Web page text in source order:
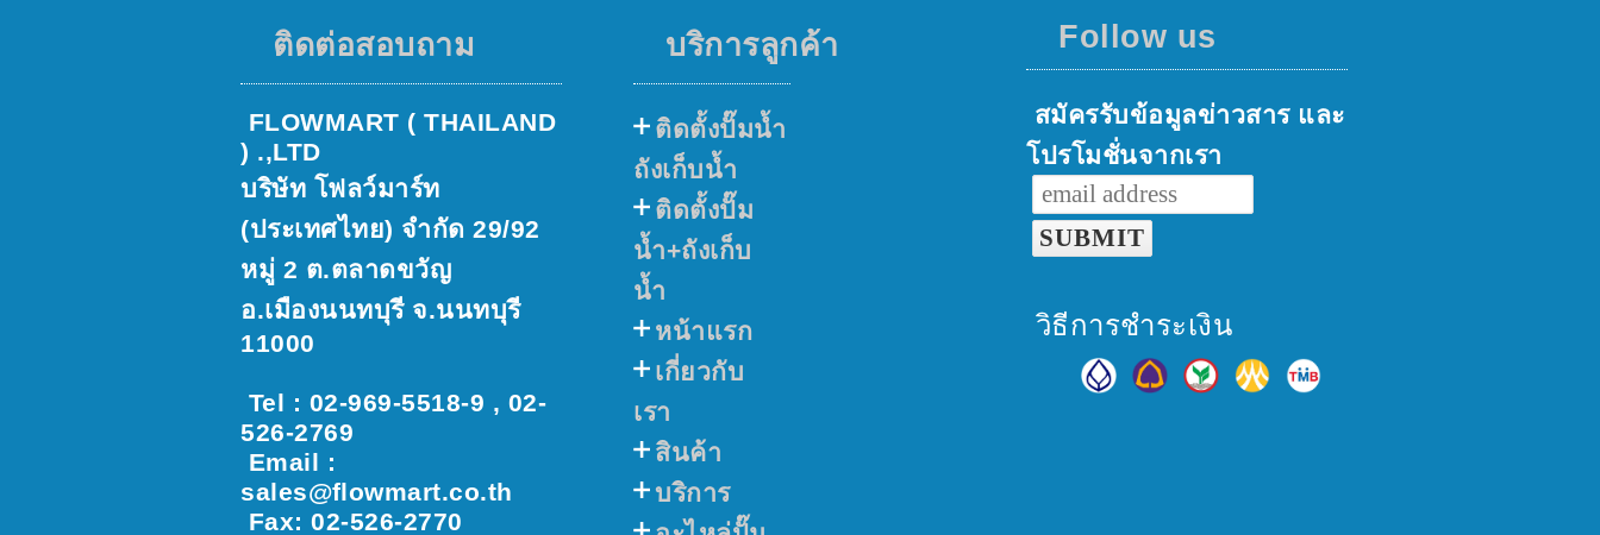
ติดต่อสอบถาม
FLOWMART ( THAILAND
) .,LTD
บริษัท โฟลว์มาร์ท
(ประเทศไทย) จำกัด 29/92
หมู่ 2 ต.ตลาดขวัญ
อ.เมืองนนทบุรี จ.นนทบุรี
11000
Tel : 02-969-5518-9 , 02-
526-2769
Email :
sales@ﬂowmart.co.th
Fax: 02-526-2770
บริการลูกค้า
ติดตั้งปั๊มน้ำ
ถังเก็บน้ำ
ติดตั้งปั๊ม
น้ำ+ถังเก็บ
น้ำ
หน้าแรก
เกี่ยวกับ
เรา
สินค้า
บริการ
Follow us
สมัครรับข้อมูลข่าวสาร และ
โปรโมชั่นจากเรา
วิธีการชำระเงิน